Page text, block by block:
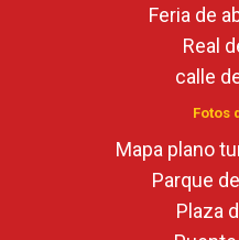
Feria de
Real
calle
Fotos
Mapa plano
Parque
Plaza